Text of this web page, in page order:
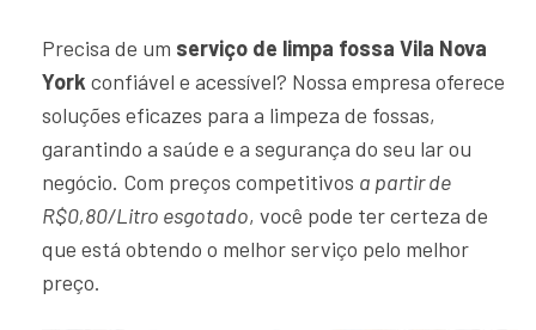
Precisa de um serviço de limpa fossa Vila Nova
York confiável e acessível? Nossa empresa oferece
soluções eficazes para a limpeza de fossas,
garantindo a saúde e a segurança do seu lar ou
negócio. Com preços competitivos a partir de
R$0,80/Litro esgotado, você pode ter certeza de
que está obtendo o melhor serviço pelo melhor
preço.